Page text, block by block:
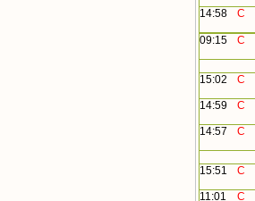
14:58 С
09:15
С
15:02 С
14:59
С
14:57
С
15:51 С
11:01
С